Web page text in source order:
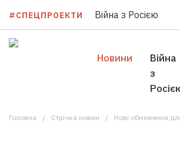
#СПЕЦПРОЕКТИ Війна з Росією
Новини
Війна
з
Головна Стрічка новин Нові обмеження